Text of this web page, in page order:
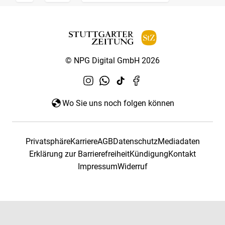
© NPG Digital GmbH 2026
Wo Sie uns noch folgen können
PrivatsphäreKarriereAGBDatenschutzMediadaten
Erklärung zur BarrierefreiheitKündigungKontakt
ImpressumWiderruf